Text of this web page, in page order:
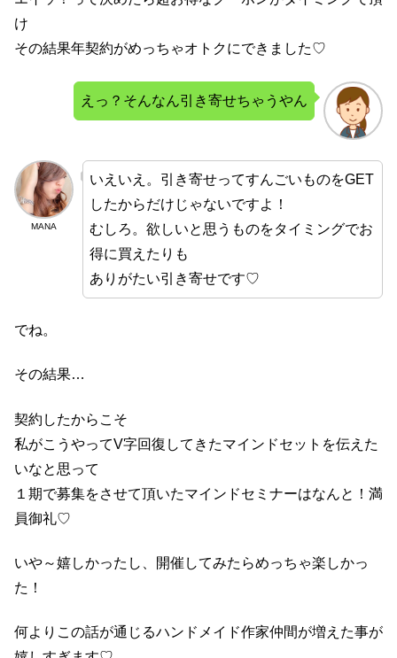
け
その結果年契約がめっちゃオトクにできました♡
えっ？そんなん引き寄せちゃうやん
MANA
いえいえ。引き寄せってすんごいものをGET
したからだけじゃないですよ！
むしろ。欲しいと思うものをタイミングでお
得に買えたりも
ありがたい引き寄せです♡
でね。
その結果…
契約したからこそ
私がこうやってV字回復してきたマインドセットを伝えた
いなと思って
１期で募集をさせて頂いたマインドセミナーはなんと！満
員御礼♡
いや～嬉しかったし、開催してみたらめっちゃ楽しかっ
た！
何よりこの話が通じるハンドメイド作家仲間が増えた事が